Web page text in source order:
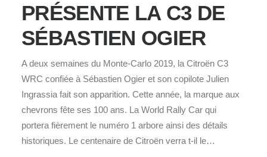
PRÉSENTE LA C3 DE
SÉBASTIEN OGIER
A deux semaines du Monte-Carlo 2019, la Citroën C3
WRC confiée à Sébastien Ogier et son copilote Julien
Ingrassia fait son apparition. Cette année, la marque aux
chevrons fête ses 100 ans. La World Rally Car qui
portera fièrement le numéro 1 arbore ainsi des détails
historiques. Le centenaire de Citroën verra t-il le…